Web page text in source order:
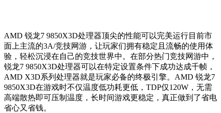
AMD 锐龙7 9850X3D处理器顶尖的性能可以完美运行目前市
面上主流的3A/竞技网游，让玩家们拥有稳定且流畅的使用体
验，轻松沉浸在自己的竞技世界中。在部分热门竞技网游中，
锐龙7 9850X3D处理器可以在特定设置条件下成功达成千帧，
AMD X3D系列处理器就是玩家必备的终极引擎。AMD 锐龙7
9850X3D在游戏时不仅温度低功耗更低，TDP仅120W，无需
高端散热即可压制温度，长时间游戏更稳定，真正做到了省电
省心又省钱。